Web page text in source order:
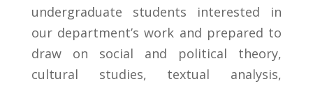
undergraduate students interested in
our department’s work and prepared to
draw on social and political theory,
cultural studies, textual analysis,